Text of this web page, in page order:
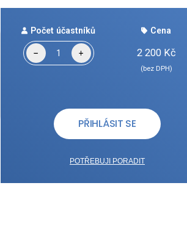
Počet účastníků Cena
2 200 Kč
(bez DPH)
PŘIHLÁSIT SE
POTŘEBUJI PORADIT